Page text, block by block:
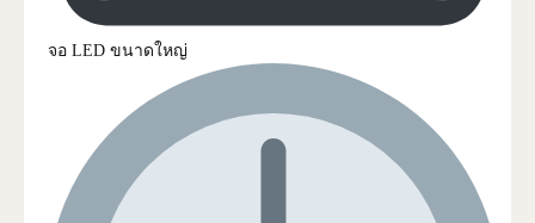
จอ LED ขนาดใหญ่